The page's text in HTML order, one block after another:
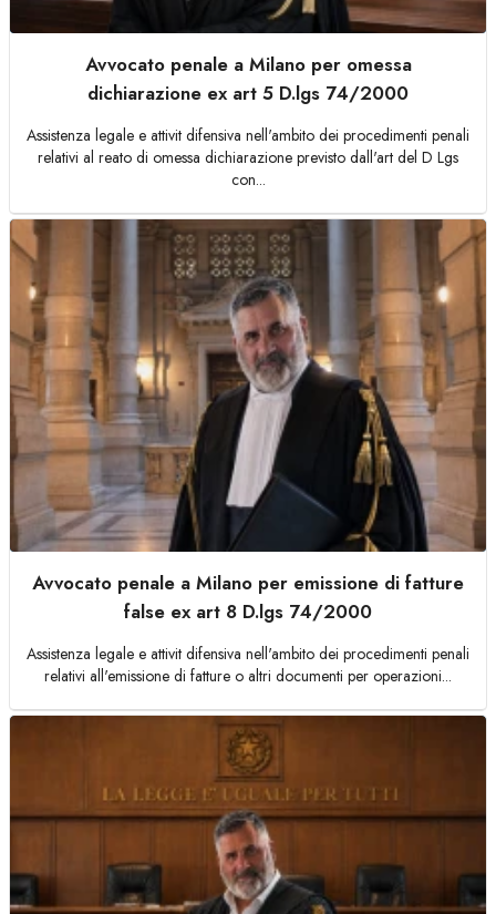
Avvocato penale a Milano per omessa
dichiarazione ex art 5 D.lgs 74/2000
Assistenza legale e attivit difensiva nell'ambito dei procedimenti penali
relativi al reato di omessa dichiarazione previsto dall'art del D Lgs
con...
Avvocato penale a Milano per emissione di fatture
false ex art 8 D.lgs 74/2000
Assistenza legale e attivit difensiva nell'ambito dei procedimenti penali
relativi all'emissione di fatture o altri documenti per operazioni...